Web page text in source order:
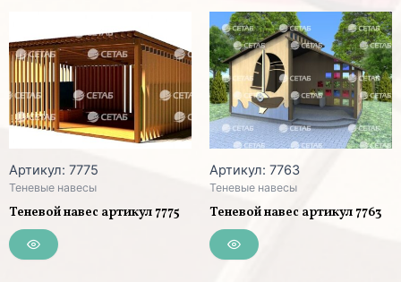
Артикул: 7775
Теневые навесы
Теневой навес артикул 7775
Артикул: 7763
Теневые навесы
Теневой навес артикул 7763